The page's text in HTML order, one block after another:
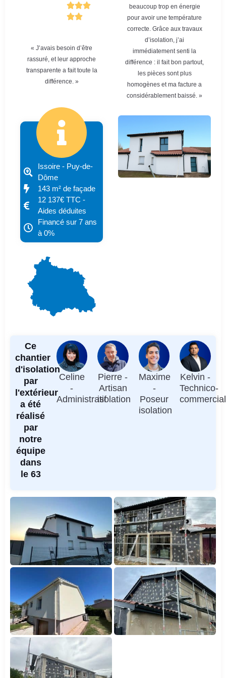
« J’avais besoin d’être
rassuré, et leur approche
transparente a fait toute la
différence. »
Issoire - Puy-de-
Dôme
143 m² de façade
12 137€ TTC -
Aides déduites
Financé sur 7 ans
à 0%
beaucoup trop en énergie
pour avoir une température
correcte. Grâce aux travaux
d’isolation, j’ai
immédiatement senti la
différence : il fait bon partout,
les pièces sont plus
homogènes et ma facture a
considérablement baissé. »
Ce
chantier
d'isolation
par
l'extérieur
a été
réalisé
par
notre
équipe
dans
le 63
Celine
-
Administratif
Pierre -
Artisan
isolation
Maxime
-
Poseur
isolation
Kelvin -
Technico-
commercial